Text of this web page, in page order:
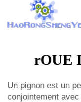
rOUE
Un pignon est un
conjointement